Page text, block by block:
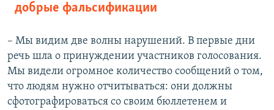
добрые фальсификации
– Мы видим две волны нарушений. В первые дни
речь шла о принуждении участников голосования.
Мы видели огромное количество сообщений о том,
что людям нужно отчитываться: они должны
сфотографироваться со своим бюллетенем и